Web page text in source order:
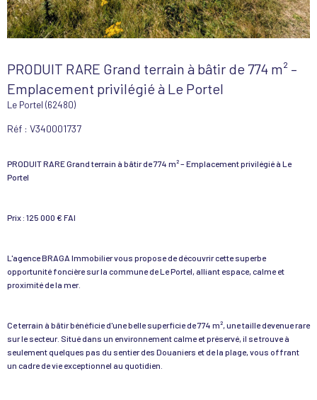
PRODUIT RARE Grand terrain à bâtir de 774 m² –
Emplacement privilégié à Le Portel
Le Portel (62480)
Réf : V340001737
PRODUIT RARE Grand terrain à bâtir de 774 m² – Emplacement privilégié à Le
Portel
Prix : 125 000 € FAI
L'agence BRAGA Immobilier vous propose de découvrir cette superbe
opportunité foncière sur la commune de Le Portel, alliant espace, calme et
proximité de la mer.
Ce terrain à bâtir bénéficie d'une belle superficie de 774 m², une taille devenue rare
sur le secteur. Situé dans un environnement calme et préservé, il se trouve à
seulement quelques pas du sentier des Douaniers et de la plage, vous offrant
un cadre de vie exceptionnel au quotidien.